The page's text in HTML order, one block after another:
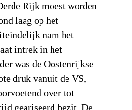
Rijk moest worden
laag op het
nam het
intrek in het
was de Oostenrijkse
druk vanuit de VS,
over tot
geariseerd bezit. De